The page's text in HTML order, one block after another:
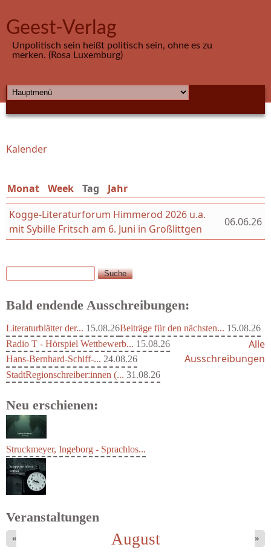
Geest-Verlag
Unpolitisch sein heißt politisch sein, ohne es zu
merken. (Rosa Luxemburg)
HAUPTMENÜ
Sie sind hier
Kalender
Monat Week Tag (aktiver Reiter)
Jahr
Kogge-Literaturforum Himmerod 2026 u.a.
mit Sybille Fritsch am 6. Juni in Großlittgen
06.06.26
Suchformular
Suche
Bald endende Ausschreibungen:
Literaturblätter der... 15.08.26Beiträge für den nächsten... 15.08.26
Radio T - Hörspiel Wettbewerb... 15.08.26
Hans-Bernhard-Schiff-... 24.08.26
StadtRegionschreiber:innen (... 31.08.26
Alle
Ausschreibungen
Neu erschienen:
Schaffelhofer, Jörg - knapp am...
Struckmeyer, Ingeborg - Sprachlos...
Veranstaltungen
August
« »